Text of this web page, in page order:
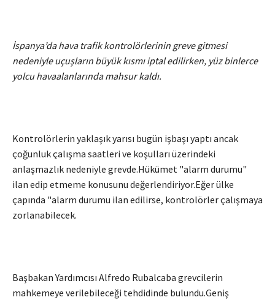
İspanya’da hava trafik kontrolörlerinin greve gitmesi
nedeniyle uçuşların büyük kısmı iptal edilirken, yüz binlerce
yolcu havaalanlarında mahsur kaldı.
Kontrolörlerin yaklaşık yarısı bugün işbaşı yaptı ancak
çoğunluk çalışma saatleri ve koşulları üzerindeki
anlaşmazlık nedeniyle grevde.Hükümet "alarm durumu"
ilan edip etmeme konusunu değerlendiriyor.Eğer ülke
çapında "alarm durumu ilan edilirse, kontrolörler çalışmaya
zorlanabilecek.
Başbakan Yardımcısı Alfredo Rubalcaba grevcilerin
mahkemeye verilebileceği tehdidinde bulundu.Geniş